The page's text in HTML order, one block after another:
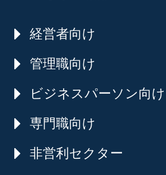
経営者向け
管理職向け
ビジネスパーソン向け
専門職向け
非営利セクター